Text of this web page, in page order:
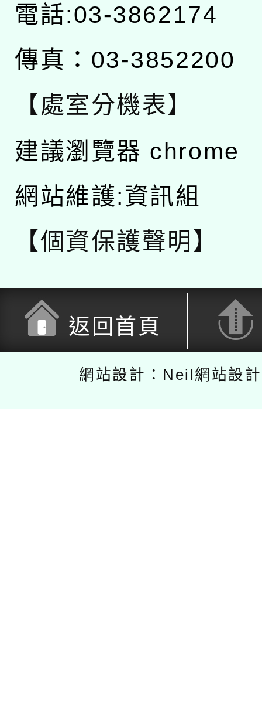
電話:03-3862174
傳真：03-3852200
【處室分機表】
建議瀏覽器 chrome
網站維護:資訊組
【個資保護聲明】
返回首頁
網站設計：Neil網站設